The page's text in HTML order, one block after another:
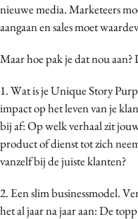
nieuwe media. Marketeers
aangaan en sales moet
Maar hoe pak je dat nou aan?
1. Wat is je Unique Story
impact op het leven van je
bij af: Op welk verhaal zit
product of dienst tot zich
vanzelf bij de juiste klanten?
2. Een slim businessmodel.
het al jaar na jaar aan: De